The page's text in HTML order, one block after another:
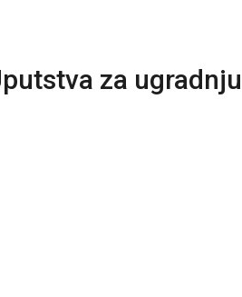
za ugradnju